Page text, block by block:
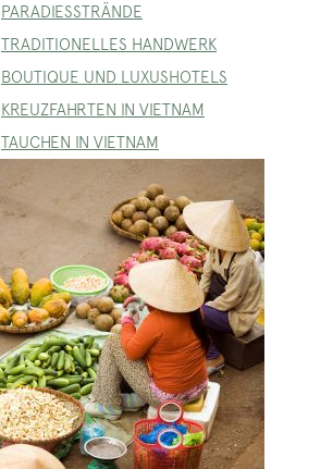
PARADIESSTRÄNDE
TRADITIONELLES HANDWERK
BOUTIQUE UND LUXUSHOTELS
KREUZFAHRTEN IN VIETNAM
TAUCHEN IN VIETNAM